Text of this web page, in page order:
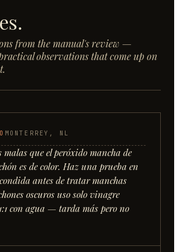
from the manual's review —
observations that come up on
MONTERREY, NL
que el peróxido mancha de
es de color. Haz una prueba en
antes de tratar manchas
oscuros uso solo vinagre
con agua — tarda más pero no